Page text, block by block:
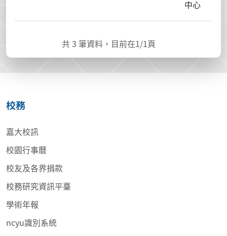
中心
共3 筆資料，目前在1/1頁
校務
嘉大校訊
校園行事曆
校友及各界捐款
校務研究資訊平臺
學術年報
ncyu識別系統